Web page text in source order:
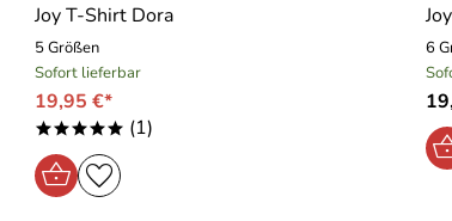
Joy T-Shirt Dora
5 Größen
Sofort lieferbar
19,95 €*
***** (1)
6